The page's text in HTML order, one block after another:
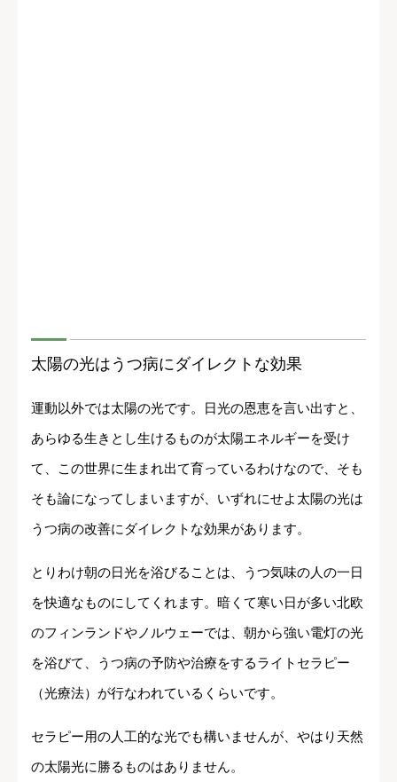
太陽の光はうつ病にダイレクトな効果
運動以外では太陽の光です。日光の恩恵を言い出すと、
あらゆる生きとし生けるものが太陽エネルギーを受け
て、この世界に生まれ出て育っているわけなので、そも
そも論になってしまいますが、いずれにせよ太陽の光は
うつ病の改善にダイレクトな効果があります。
とりわけ朝の日光を浴びることは、うつ気味の人の一日
を快適なものにしてくれます。暗くて寒い日が多い北欧
のフィンランドやノルウェーでは、朝から強い電灯の光
を浴びて、うつ病の予防や治療をするライトセラピー
（光療法）が行なわれているくらいです。
セラピー用の人工的な光でも構いませんが、やはり天然
の太陽光に勝るものはありません。